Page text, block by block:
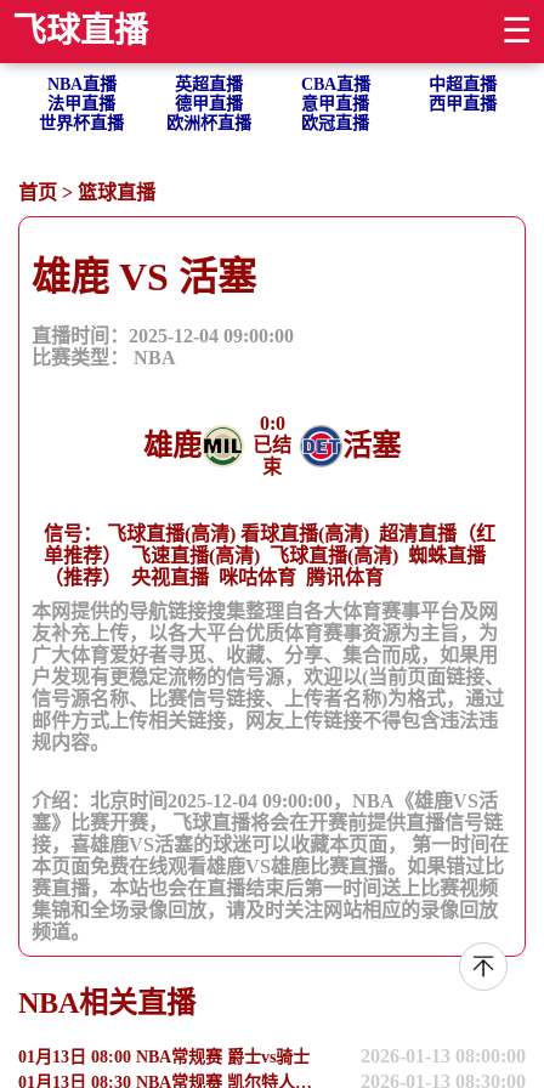
飞球直播 ☰
NBA直播 英超直播 CBA直播
中超直播
法甲直播
德甲直播 意甲直播
西甲直播
世界杯直播
欧洲杯直播 欧冠直播
首页 > 篮球直播
雄鹿 VS 活塞
直播时间：2025-12-04 09:00:00
比赛类型： NBA
雄鹿
0:0
已结
束
活塞
信号： 飞球直播(高清) 看球直播(高清) 超清直播（红
单推荐）
飞速直播(高清) 飞球直播(高清) 蜘蛛直播
（推荐）
央视直播 咪咕体育 腾讯体育
本网提供的导航链接搜集整理自各大体育赛事平台及网
友补充上传，以各大平台优质体育赛事资源为主旨，为
广大体育爱好者寻觅、收藏、分享、集合而成，如果用
户发现有更稳定流畅的信号源，欢迎以(当前页面链接、
信号源名称、比赛信号链接、上传者名称)为格式，通过
邮件方式上传相关链接，网友上传链接不得包含违法违
规内容。
介绍：北京时间2025-12-04 09:00:00，NBA《雄鹿VS活
塞》比赛开赛， 飞球直播将会在开赛前提供直播信号链
接，喜雄鹿VS活塞的球迷可以收藏本页面， 第一时间在
本页面免费在线观看雄鹿VS雄鹿比赛直播。如果错过比
赛直播，本站也会在直播结束后第一时间送上比赛视频
集锦和全场录像回放，请及时关注网站相应的录像回放
频道。
NBA相关直播
01月13日 08:00 NBA常规赛 爵士vs骑士 2026-01-13 08:00:00
01月13日 08:30 NBA常规赛 凯尔特人vs步行者 2026-01-13 08:30:00